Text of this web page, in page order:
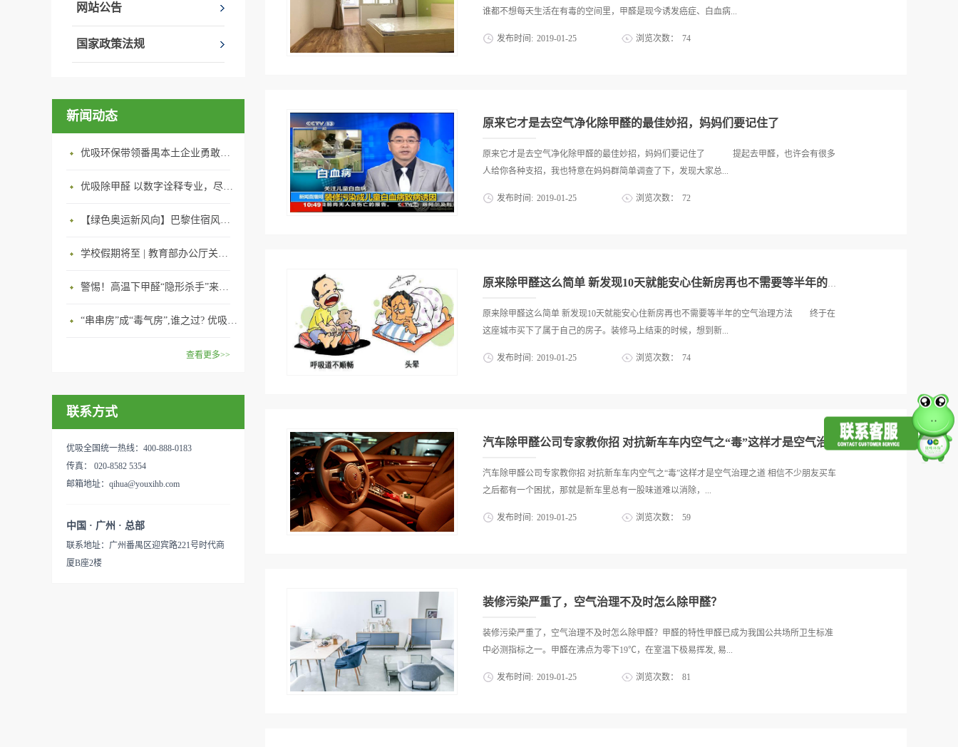
网站公告
国家政策法规
新闻动态
优吸环保带领番禺本​土企业勇敢破局向“新”
优吸除甲醛 以数字诠释专业，尽显除醛品牌实力！
【绿色奥运新风向】巴黎住宿风波：优吸环保共建健康绿色家居
学校假期将至 | 教育部办公厅关于加强学校新建校舍室内空气质量管理通知
警惕！高温下甲醛“隐形杀手”来袭，你的家安全吗？
“串串房”成“毒气房”,谁之过? 优吸守护呼吸健康11年专注室内空气治理！
查看更多>>
联系方式
优吸全国统一热线：400-888-0183
传真： 020-8582 5354
邮箱地址：qihua@youxihb.com
中国 · 广州 · 总部
联系地址：广州番禺区迎宾路221号时代商
厦B座2楼
究所，在这两年多研究成果基础上，做了这些分析与建议——既给用户，也给行业：1. 酸味是
在一个基本认识：'滤网发酸'表面看是技术问题，实际上，它是操守问题。酸臭问题并不只存在
谁都不想每天生活在有毒的空间里，甲醛是现今诱发癌症、白血病...
期”太长了，有3到15年，所以即使入住前达标了，日后还会出现再次反弹的情况。而这些恼人
的甲醛主要是来自于我们的家具、装修用料等居家必备的一些物品。下面我将特别主要的3种材
料列举出来，大家可以参考一下，如果家中有这几种材料制作的物品，尽早处理掉吧。材料1：
胶合板、刨花板等衣柜橱柜门门板等家具，如果采用的是成本较低的胶合板、刨花板、颗粒板
家在选择的时候，注意认准E0、E1的环保标志，尽可能的降低甲醛过量的风险。材料2：床垫填
发布时间: 2019-01-25 浏览次数： 74
​原来它才是去空气净化除甲醛的最佳妙招，妈妈们要记住了
原来它才是去空气净化除甲醛的最佳妙招，妈妈们要记住了 提起去甲醛，也许会有很多
人给你各种支招，我也特意在妈妈群简单调查了下，发现大家总...
用方法一起数数看吧，该如何选择一目了然。 方法一：购买环保装修材料、家具 效
果：★★★★☆ 家庭装修时使用的各种装饰材料、板材，以及家具、软装饰品尽可能购买
大品牌环保产品，做到从源头上进行控制，尽量减少家中甲醛污染源。 方法二：延迟
入住 效果：★★★☆☆ 装修完毕后建议至少等3个月以上再居住，入住前家中门窗、柜
苯、氨、TVOC等污染物，在刚装修好的那段时间里这些污染物会集中大量释放，所以最好别
发布时间: 2019-01-25 浏览次数： 72
原来除甲醛这么简单 新发现10天就能安心住新房再也不需要等半年的空气治理方法
原来除甲醛这么简单 新发现10天就能安心住新房再也不需要等半年的空气治理方法 终于在
这座城市买下了属于自己的房子。装修马上结束的时候，想到新...
标! 甲醛是一种常见的致癌和致畸物质，在我国有毒化学品优先控制名单上高居第二位。低
剂量甲醛可引起慢性呼吸道疾病、女性月经紊乱、妊娠综合症，引起新生儿体质降低、染色体
异常，甚至引起鼻咽癌。高浓度甲醛对神经系统、免疫系统、肝脏等都有毒害。甲醛还有致
畸、致癌作用。 因为之前在新闻上看到过甲醛中毒的事件，想想的心里还是挺后怕的。于
是通过同事介绍有幸认识了以为环保老师傅，他对于室内空气净化有很高的认识，首先先说明
时很快捷的是空气得到流通，但当室外的风力很小，并且进风量非常少的时候，通风的效果就
发布时间: 2019-01-25 浏览次数： 74
汽车除甲醛公司专家教你招 对抗新车车内空气之“毒”这样才是空气治理之道 相信不少朋友买车
之后都有一个困扰，那就是新车里总有一股味道难以消除，...
内空间相对狭小封闭，所以新车经常开窗通风，有条件的时候打开车门通风是非常必要的。另
外新车很多部件都有塑料袋保护，不少朋友喜欢在不影响使用的情况下尽量保持新车的感觉而
不去拆除，其实这些塑料包装一定要及时拆除，否则内部有害气体很难散发出来。第二招：木
炭除味法。把包好的黑木炭放到后备厢。很多车主会选择一些活性炭，竹炭包等物品放置在车
任意位置，不过新的碳包外的塑料包装一定要及时拆除，否则会影响功效第三招：光触媒除味
发布时间: 2019-01-25 浏览次数： 59
装修污染严重了，空气治理不及时怎么除甲醛？
装修污染严重了，空气治理不及时怎么除甲醛？甲醛的特性甲醛已成为我国公共场所卫生标准
中必测指标之一。甲醛在沸点为零下19℃，在室温下极易挥发, 易...
发布时间: 2019-01-25 浏览次数： 81